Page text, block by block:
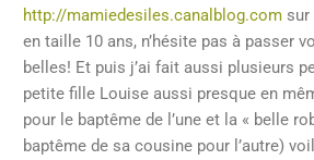
http://mamiedesiles.canalblog.com sur
en taille 10 ans, n’hésite pas à passer
belles! Et puis j’ai fait aussi plusieurs
petite fille Louise aussi presque en
pour le baptême de l’une et la « belle
baptême de sa cousine pour l’autre)